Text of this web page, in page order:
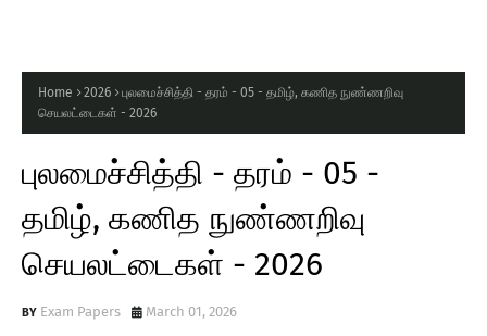
Home 2026
புலமைச்சித்தி - தரம் - 05 - தமிழ், கணித நுண்ணறிவு
செயலட்டைகள் - 2026
புலமைச்சித்தி - தரம் - 05 -
தமிழ், கணித நுண்ணறிவு
செயலட்டைகள் - 2026
Exam Papers March 01, 2026